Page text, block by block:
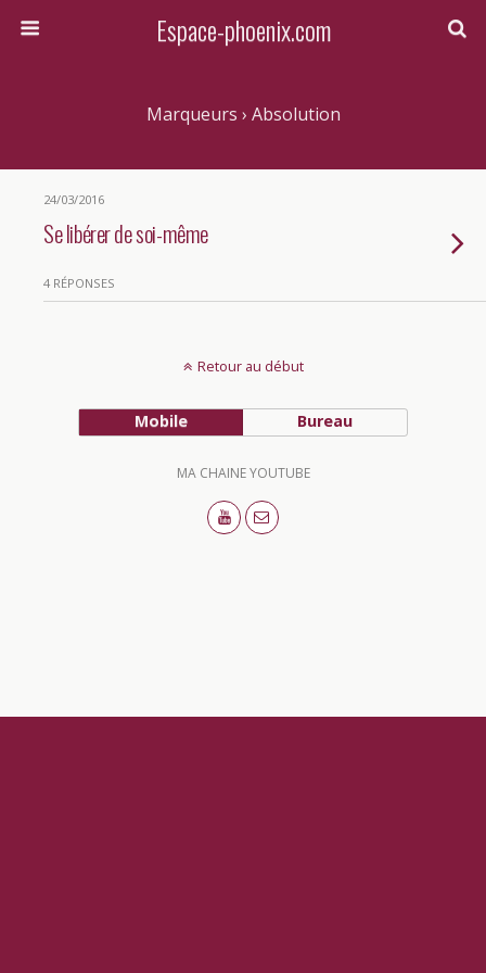
Espace-phoenix.com
Marqueurs › Absolution
24/03/2016
Se libérer de soi-même
4 RÉPONSES
Retour au début
Mobile Bureau
MA CHAINE YOUTUBE